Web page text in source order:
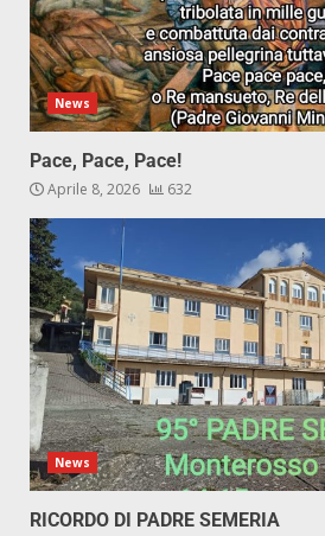
News
Pace, Pace, Pace!
Aprile 8, 2026 632
News
RICORDO DI PADRE SEMERIA